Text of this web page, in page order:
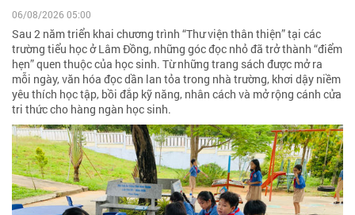
06/08/2026 05:00
Sau 2 năm triển khai chương trình “Thư viện thân thiện” tại các
trường tiểu học ở Lâm Đồng, những góc đọc nhỏ đã trở thành “điểm
hẹn” quen thuộc của học sinh. Từ những trang sách được mở ra
mỗi ngày, văn hóa đọc dần lan tỏa trong nhà trường, khơi dậy niềm
yêu thích học tập, bồi đắp kỹ năng, nhân cách và mở rộng cánh cửa
tri thức cho hàng ngàn học sinh.